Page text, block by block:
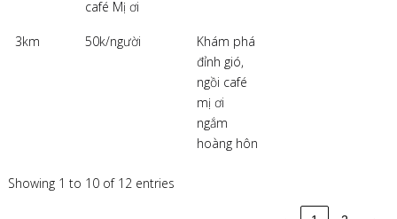
café Mị ơi
3km 50k/người
Khám phá
đỉnh gió,
ngồi café
mị ơi
ngắm
hoàng hôn
Showing 1 to 10 of 12 entries